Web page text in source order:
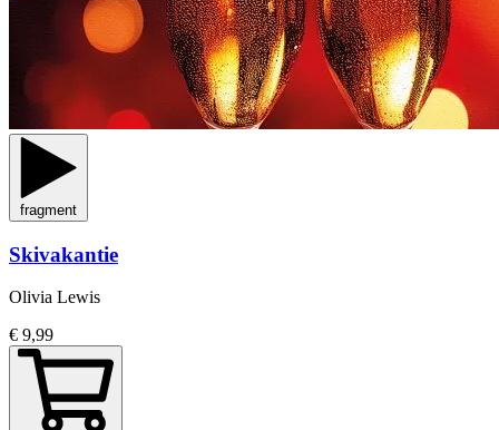
fragment
Skivakantie
Olivia Lewis
€ 9,99